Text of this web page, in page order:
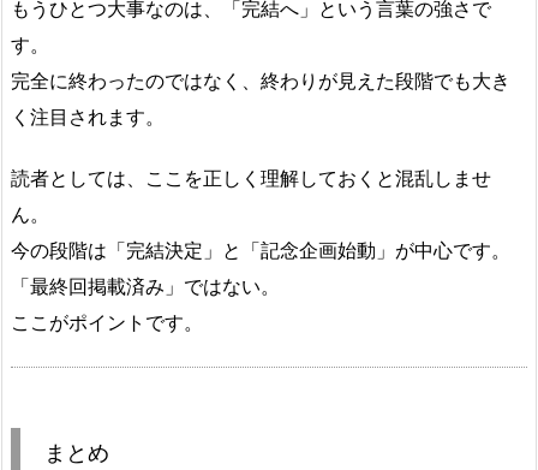
もうひとつ大事なのは、「完結へ」という言葉の強さで
す。
完全に終わったのではなく、終わりが見えた段階でも大き
く注目されます。
読者としては、ここを正しく理解しておくと混乱しませ
ん。
今の段階は「完結決定」と「記念企画始動」が中心です。
「最終回掲載済み」ではない。
ここがポイントです。
まとめ